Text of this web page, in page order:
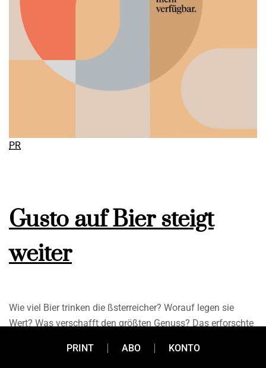
PR
Gusto auf Bier steigt
weiter
Wie viel Bier trinken die ßsterreicher? Worauf legen sie
Wert? Was verschafft den größten Genuss? Das erforschte
Auftrag der Brau Union ßsterreich mit einer großangelegten
PRINT ABO KONTO